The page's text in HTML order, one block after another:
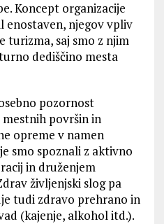
Koncept organizacije
enostaven, njegov vpliv
turizma, saj smo z njim
dediščino mesta
pozornost
površin in
opreme v namen
smo spoznali z aktivno
in druženjem
življenjski slog pa
tudi zdravo prehrano in
(kajenje, alkohol itd.).